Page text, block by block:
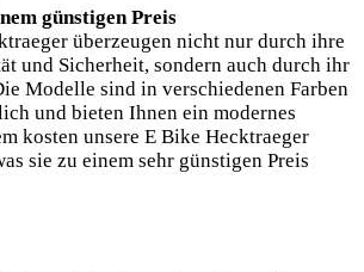
günstigen Preis
überzeugen nicht nur durch ihre
und Sicherheit, sondern auch durch ihr
Modelle sind in verschiedenen Farben
und bieten Ihnen ein modernes
kosten unsere E Bike Hecktraeger
sie zu einem sehr günstigen Preis